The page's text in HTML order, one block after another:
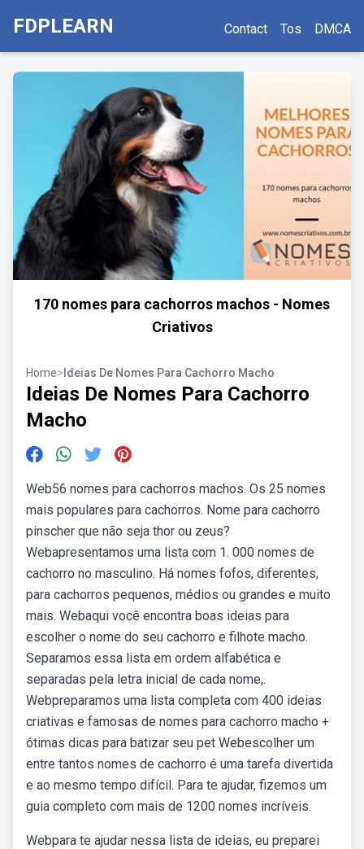
FDPLEARN Contact Tos DMCA
170 nomes para cachorros machos - Nomes
Criativos
Home> Ideias De Nomes Para Cachorro Macho
Ideias De Nomes Para Cachorro
Macho
Web56 nomes para cachorros machos. Os 25 nomes
mais populares para cachorros. Nome para cachorro
pinscher que não seja thor ou zeus?
Webapresentamos uma lista com 1. 000 nomes de
cachorro no masculino. Há nomes fofos, diferentes,
para cachorros pequenos, médios ou grandes e muito
mais. Webaqui você encontra boas ideias para
escolher o nome do seu cachorro e filhote macho.
Separamos essa lista em ordem alfabética e
separadas pela letra inicial de cada nome,.
Webpreparamos uma lista completa com 400 ideias
criativas e famosas de nomes para cachorro macho +
ótimas dicas para batizar seu pet Webescolher um
entre tantos nomes de cachorro é uma tarefa divertida
e ao mesmo tempo difícil. Para te ajudar, fizemos um
guia completo com mais de 1200 nomes incríveis.
Webpara te ajudar nessa lista de ideias, eu preparei